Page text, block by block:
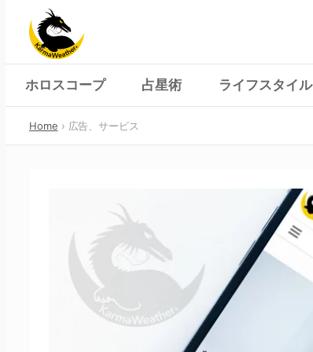
content
ホロスコープ 占星術 ライフスタイル
Home 広告、サービス